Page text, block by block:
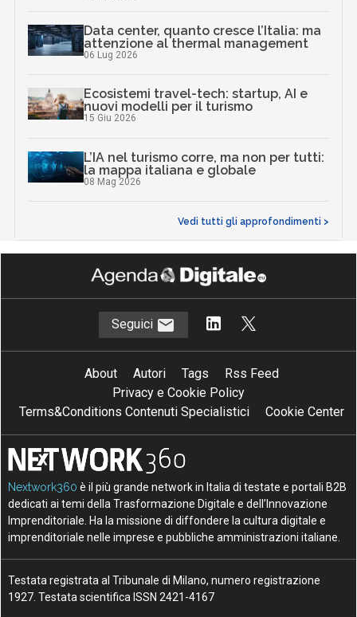
Data center, quanto cresce l’Italia: ma
attenzione al thermal management
06 Lug 2026
Ecosistemi travel-tech: startup, AI e
nuovi modelli per il turismo
15 Giu 2026
L’IA nel turismo corre, ma non per tutti:
la mappa italiana e globale
08 Mag 2026
Vedi tutti gli approfondimenti >
Seguici
About Autori Tags
Rss Feed
Privacy e Cookie Policy
Terms&Conditions Contenuti Specialistici
Cookie Center
Nextwork360 è il più grande network in Italia di testate e portali B2B
dedicati ai temi della Trasformazione Digitale e dell’Innovazione
Imprenditoriale. Ha la missione di diffondere la cultura digitale e
imprenditoriale nelle imprese e pubbliche amministrazioni italiane.
Testata registrata al Tribunale di Milano, numero registrazione
1927. Testata scientifica ISSN 2421-4167